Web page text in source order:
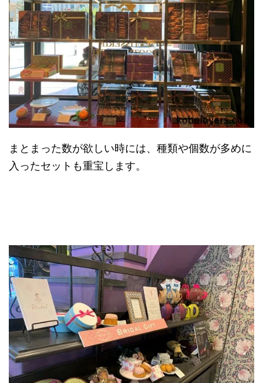
まとまった数が欲しい時には、種類や個数が多めに
入ったセットも重宝します。